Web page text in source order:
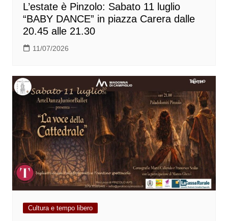
L’estate è Pinzolo: Sabato 11 luglio
“BABY DANCE” in piazza Carera dalle
20.45 alle 21.30
11/07/2026
Cultura e tempo libero